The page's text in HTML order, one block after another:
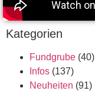
Kategorien
Fundgrube (40)
Infos (137)
Neuheiten (91)